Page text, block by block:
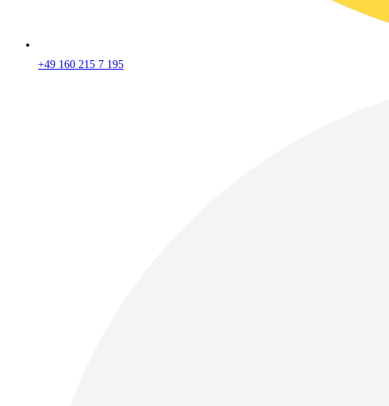
+49 160 215 7 195